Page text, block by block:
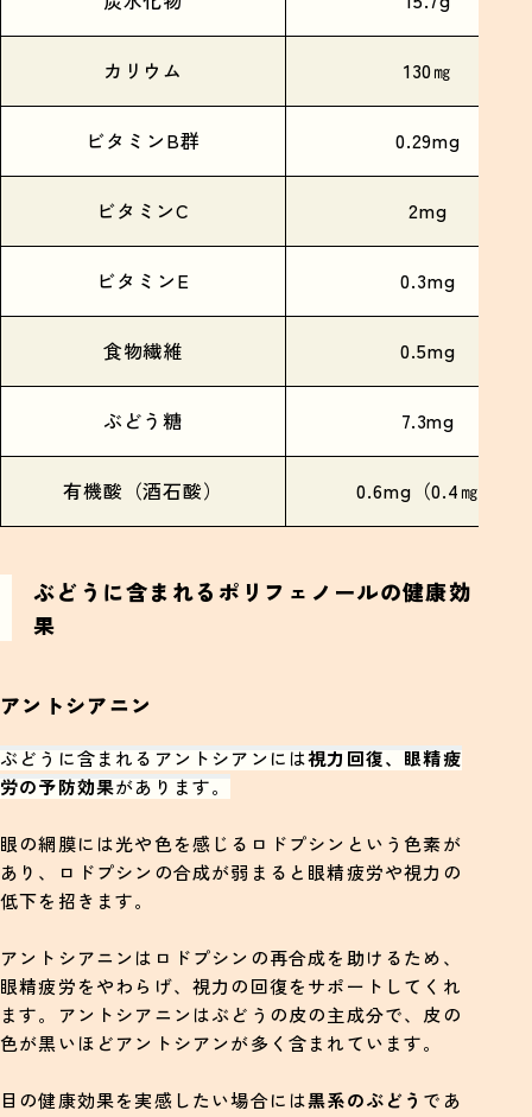
カリウム 130㎎
ビタミンB群 0.29mg
ビタミンC 2mg
ビタミンE 0.3mg
食物繊維 0.5mg
ぶどう糖 7.3mg
有機酸（酒石酸） 0.6mg（0.4㎎）
ぶどうに含まれるポリフェノールの健康効
果
アントシアニン
ぶどうに含まれるアントシアンには視力回復、眼精疲
労の予防効果があります。
眼の網膜には光や色を感じるロドプシンという色素が
あり、ロドプシンの合成が弱まると眼精疲労や視力の
低下を招きます。
アントシアニンはロドプシンの再合成を助けるため、
眼精疲労をやわらげ、視力の回復をサポートしてくれ
ます。アントシアニンはぶどうの皮の主成分で、皮の
色が黒いほどアントシアンが多く含まれています。
目の健康効果を実感したい場合には黒系のぶどう であ